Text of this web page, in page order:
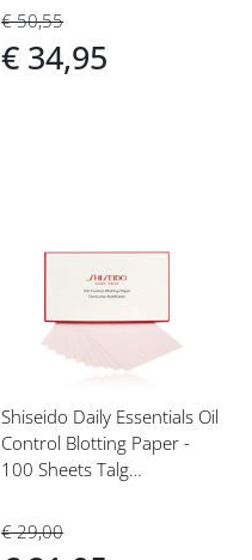
€ 50,55
€ 34,95
toe
verlanglijst
Shiseido Daily Essentials Oil
Control Blotting Paper -
100 Sheets Talg
€ 29,00